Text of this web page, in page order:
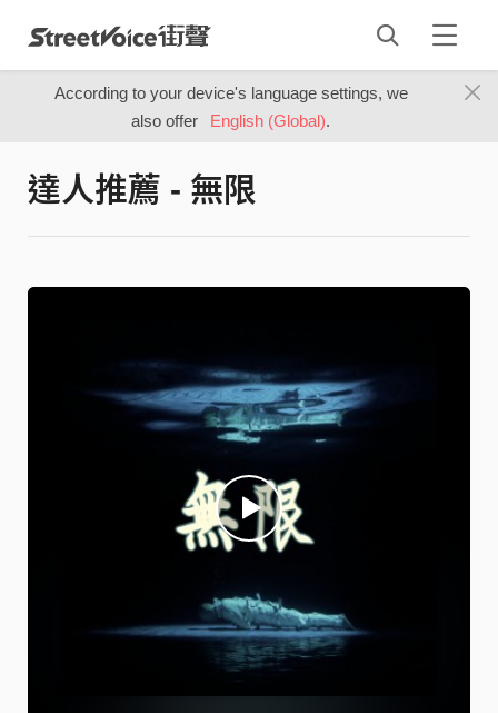
According to your device's language settings, we
also offer
English (Global).
達人推薦 - 無限